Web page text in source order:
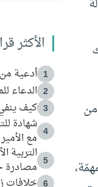
الأكثر
1 أدعية من
2 الدعاء
3 كيف
4
شهادة
مع
5
التربية
مصادرة
6 خلافات